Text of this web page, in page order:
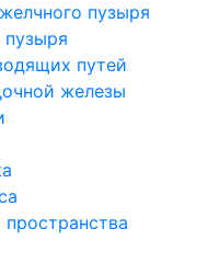
пузыря
путей
железы